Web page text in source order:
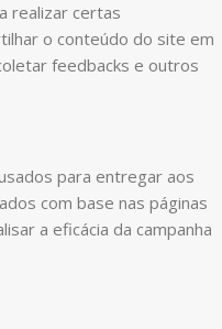
realizar certas
o conteúdo do site em
feedbacks e outros
para entregar aos
com base nas páginas
a eficácia da campanha